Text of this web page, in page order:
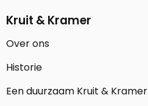
Kruit & Kramer
Over ons
Historie
Een duurzaam Kruit & Kramer